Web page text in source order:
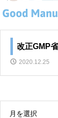
改正GMP
2020.12.25
月を選択